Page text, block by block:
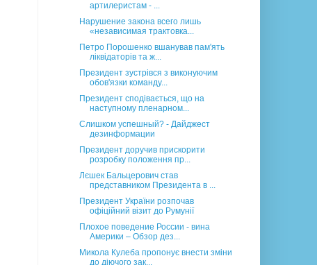
артилеристам - ...
Нарушение закона всего лишь
«независимая трактовка...
Петро Порошенко вшанував пам'ять
ліквідаторів та ж...
Президент зустрівся з виконуючим
обов'язки команду...
Президент сподівається, що на
наступному пленарном...
Слишком успешный? - Дайджест
дезинформации
Президент доручив прискорити
розробку положення пр...
Лєшек Бальцерович став
представником Президента в ...
Президент України розпочав
офіційний візит до Румунії
Плохое поведение России - вина
Америки – Обзор дез...
Микола Кулеба пропонує внести зміни
до діючого зак...